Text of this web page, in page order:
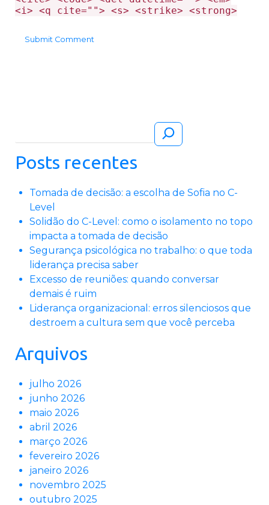
<i> <q cite=""> <s> <strike> <strong>
Posts recentes
Tomada de decisão: a escolha de Sofia no C-
Level
Solidão do C-Level: como o isolamento no topo
impacta a tomada de decisão
Segurança psicológica no trabalho: o que toda
liderança precisa saber
Excesso de reuniões: quando conversar
demais é ruim
Liderança organizacional: erros silenciosos que
destroem a cultura sem que você perceba
Arquivos
julho 2026
junho 2026
maio 2026
abril 2026
março 2026
fevereiro 2026
janeiro 2026
novembro 2025
outubro 2025